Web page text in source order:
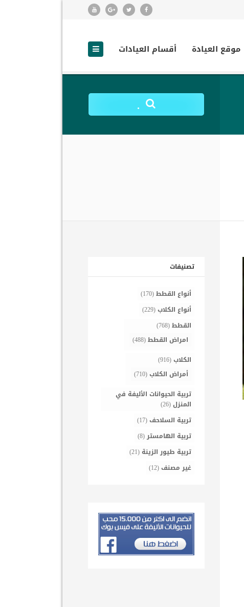
موقع العيادة أقسام العيادات
.
تصنيفات
أنواع القطط(170)
أنواع الكلاب(229)
القطط(768)
امراض القطط(488)
الكلاب(916)
أمراض الكلاب(710)
تربية الحيوانات الأليفة في
المنزل(26)
تربية السلاحف(17)
تربية الهامستر(8)
تربية طيور الزينة (21)
غير مصنف(12)